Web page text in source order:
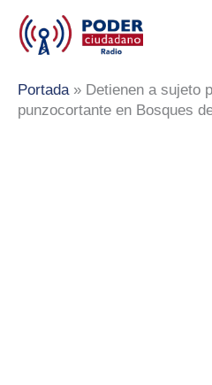
contenido
Portada» Detienen a sujeto
punzocortante en Bosques